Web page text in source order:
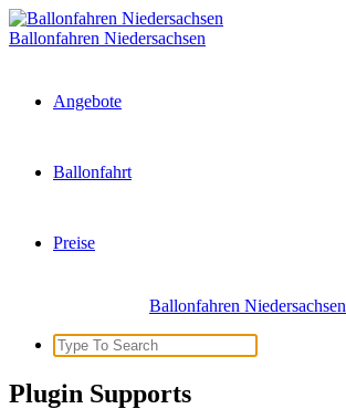
Zum
Inhalt
Ballonfahren Niedersachsen
Angebote
Ballonfahrt
Preise
Ballonfahren Niedersachsen
Search
for:
Plugin Supports